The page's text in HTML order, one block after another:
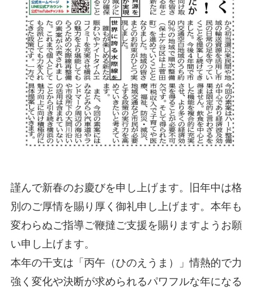
謹んで新春のお慶びを申し上げます。旧年中は格
別のご厚情を賜り厚く御礼申し上げます。本年も
変わらぬご指導ご鞭撻ご支援を賜りますようお願
い申し上げます。
本年の干支は「丙午（ひのえうま）」情熱的で力
強く変化や決断が求められるパワフルな年になる